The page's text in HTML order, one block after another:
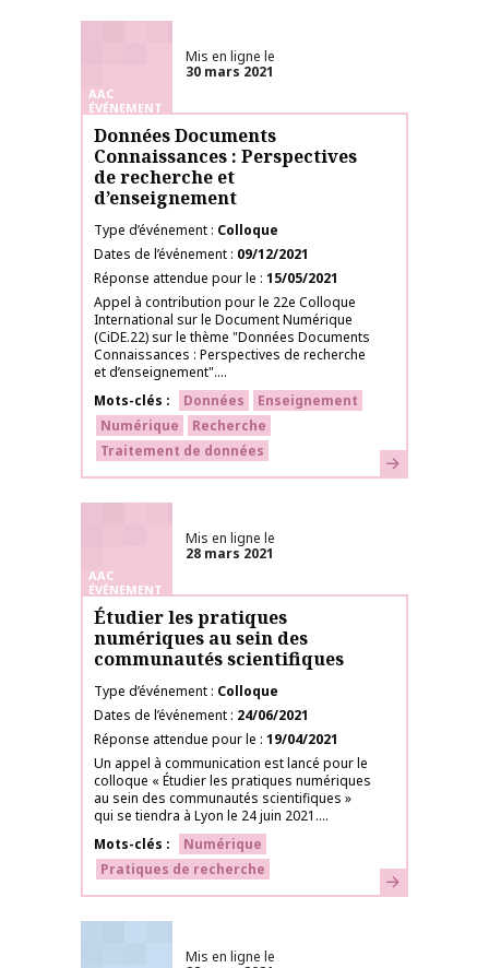
AAC
ÉVÉNEMENT
Mis en ligne le
30 mars 2021
Données Documents
Connaissances : Perspectives
de recherche et
d’enseignement
Type d’événement Colloque
Dates de l’événement 09/12/2021
Réponse attendue pour le 15/05/2021
Appel à contribution pour le 22e Colloque
International sur le Document Numérique
(CiDE.22) sur le thème "Données Documents
Connaissances : Perspectives de recherche
et d’enseignement"....
Mots-clés
Données
Enseignement
Numérique
Recherche
Traitement de données
En savoir plus
AAC
ÉVÉNEMENT
Mis en ligne le
28 mars 2021
Étudier les pratiques
numériques au sein des
communautés scientifiques
Type d’événement Colloque
Dates de l’événement 24/06/2021
Réponse attendue pour le 19/04/2021
Un appel à communication est lancé pour le
colloque « Étudier les pratiques numériques
au sein des communautés scientifiques »
qui se tiendra à Lyon le 24 juin 2021....
Mots-clés
Numérique
Pratiques de recherche
En savoir plus
Mis en ligne le